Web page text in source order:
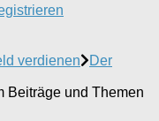
verdienen
Der
Beiträge und Themen